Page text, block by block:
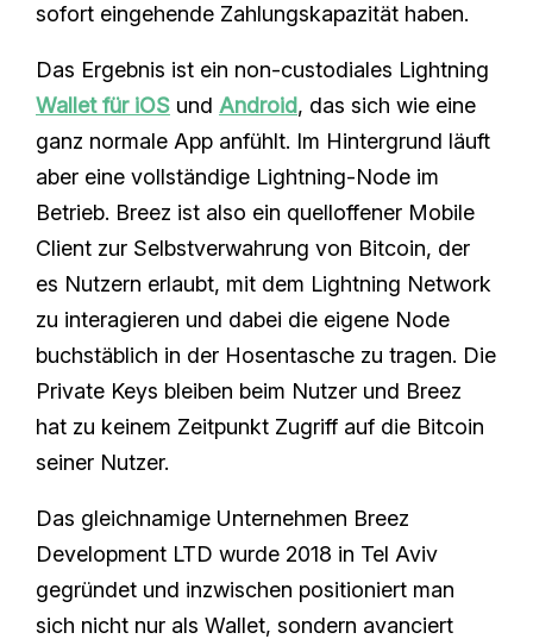
sofort eingehende Zahlungskapazität haben.
Das Ergebnis ist ein non-custodiales Lightning
Wallet für iOS und Android, das sich wie eine
ganz normale App anfühlt. Im Hintergrund läuft
aber eine vollständige Lightning-Node im
Betrieb. Breez ist also ein quelloffener Mobile
Client zur Selbstverwahrung von Bitcoin, der
es Nutzern erlaubt, mit dem Lightning Network
zu interagieren und dabei die eigene Node
buchstäblich in der Hosentasche zu tragen. Die
Private Keys bleiben beim Nutzer und Breez
hat zu keinem Zeitpunkt Zugriff auf die Bitcoin
seiner Nutzer.
Das gleichnamige Unternehmen Breez
Development LTD wurde 2018 in Tel Aviv
gegründet und inzwischen positioniert man
sich nicht nur als Wallet, sondern avanciert